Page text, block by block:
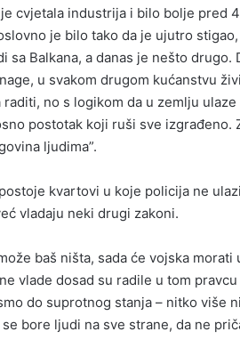
cvjetala industrija i bilo bolje pred
je bilo tako da je ujutro
sa Balkana, a danas je nešto drugo.
u svakom drugom kućanstvu
no s logikom da u zemlju ulaze
postotak koji ruši sve izgrađeno.
ljudima”.
kvartovi u koje policija ne
vladaju neki drugi zakoni.
baš ništa, sada će vojska morati
vlade dosad su radile u tom
do suprotnog stanja – nitko više
bore ljudi na sve strane, da ne